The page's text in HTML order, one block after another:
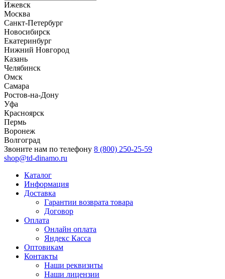
Ижевск
Москва
Санкт-Петербург
Новосибирск
Екатеринбург
Нижний Новгород
Казань
Челябинск
Омск
Самара
Ростов-на-Дону
Уфа
Красноярск
Пермь
Воронеж
Волгоград
Звоните нам по телефону 8 (800) 250-25-59
shop@td-dinamo.ru
Каталог
Информация
Доставка
Гарантии возврата товара
Договор
Оплата
Онлайн оплата
Яндекс Касса
Оптовикам
Контакты
Наши реквизиты
Наши лицензии